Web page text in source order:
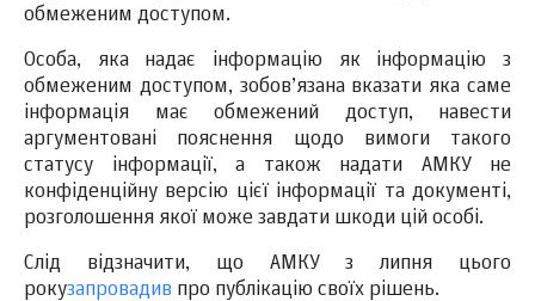
обмеженим доступом.
Особа, яка надає інформацію як інформацію з
обмеженим доступом, зобов’язана вказати яка саме
інформація має обмежений доступ, навести
аргументовані пояснення щодо вимоги такого
статусу інформації, а також надати АМКУ не
конфіденційну версію цієї інформації та документі,
розголошення якої може завдати шкоди цій особі.
Слід відзначити, що АМКУ з липня цього
рокузапровадив про публікацію своїх рішень.